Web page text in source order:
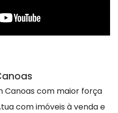
Canoas com maior força
com imóveis à venda e